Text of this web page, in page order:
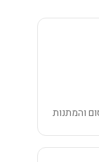
והמתנות